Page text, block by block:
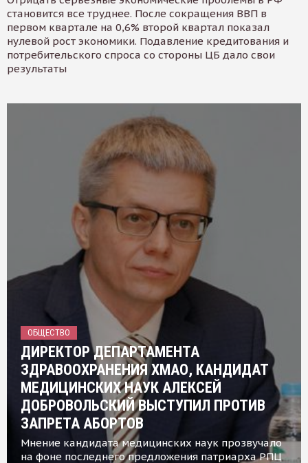
становится все труднее. После сокращения ВВП в
первом квартале на 0,6% второй квартал показал
нулевой рост экономики. Подавление кредитования и
потребительского спроса со стороны ЦБ дало свои
результаты
ОБЩЕСТВО
ДИРЕКТОР ДЕПАРТАМЕНТА
ЗДРАВООХРАНЕНИЯ ХМАО, КАНДИДАТ
МЕДИЦИНСКИХ НАУК АЛЕКСЕЙ
ДОБРОВОЛЬСКИЙ ВЫСТУПИЛ ПРОТИВ
ЗАПРЕТА АБОРТОВ
Мнение кандидата медицинских наук прозвучало
на фоне последнего предложения патриарха РПЦ